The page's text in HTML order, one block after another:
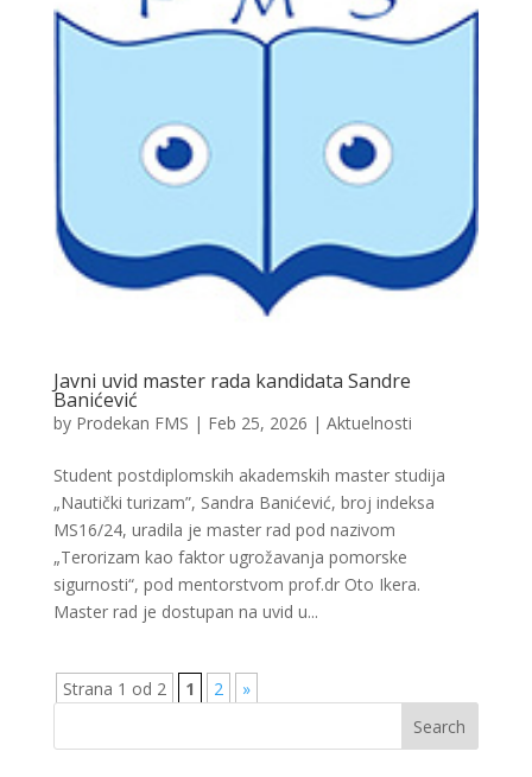
Javni uvid master rada kandidata Sandre
Banićević
by Prodekan FMS | Feb 25, 2026 | Aktuelnosti
Student postdiplomskih akademskih master studija
„Nautički turizam”, Sandra Banićević, broj indeksa
MS16/24, uradila je master rad pod nazivom
„Terorizam kao faktor ugrožavanja pomorske
sigurnosti“, pod mentorstvom prof.dr Oto Ikera.
Master rad je dostupan na uvid u...
Strana 1 od 2 1 2
»
Search